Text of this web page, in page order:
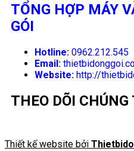
TỔNG HỢP MÁY
GÓI
Hotline: 0962.212.545
Email:
Website: http://
THEO DÕI CHÚNG
Thiết kế website bởi